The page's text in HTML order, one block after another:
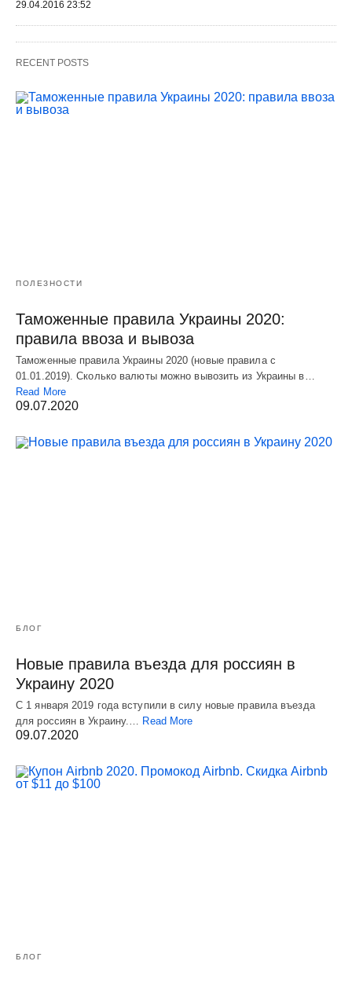
29.04.2016 23:52
RECENT POSTS
ПОЛЕЗНОСТИ
Таможенные правила Украины 2020:
правила ввоза и вывоза
Таможенные правила Украины 2020 (новые правила с
01.01.2019). Сколько валюты можно вывозить из Украины в…
Read More
09.07.2020
БЛОГ
Новые правила въезда для россиян в
Украину 2020
С 1 января 2019 года вступили в силу новые правила въезда
для россиян в Украину.…
Read More
09.07.2020
БЛОГ